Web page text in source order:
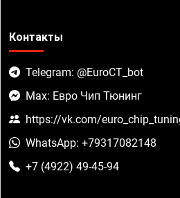
Контакты
Telegram: @EuroCT_bot
Max: Евро Чип Тюнинг
https://vk.com/
WhatsApp: +79317082148
+7 (4922) 49-45-94